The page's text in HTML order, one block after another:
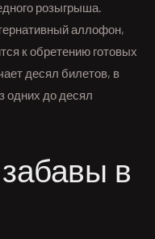
розыгрыша.
аллофон,
к обретению готовых
десял билетов, в
одних до десял
в